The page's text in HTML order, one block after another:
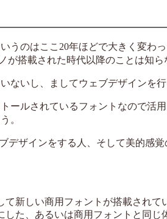
うのはここ20年ほどで大きく変わ
が搭載された時代以降のことは知
ないし、ましてウェブデザインを
ールされているフォントなので活
。
デザインをする人、そして美的感
て新しい商用フォントが搭載されて
した、あるいは商用フォントと同